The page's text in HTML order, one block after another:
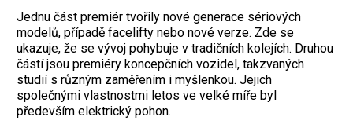
Jednu část premiér tvořily nové generace sériových
modelů, případě facelifty nebo nové verze. Zde se
ukazuje, že se vývoj pohybuje v tradičních kolejích. Druhou
částí jsou premiéry koncepčních vozidel, takzvaných
studií s různým zaměřením i myšlenkou. Jejich
společnými vlastnostmi letos ve velké míře byl
především elektrický pohon.